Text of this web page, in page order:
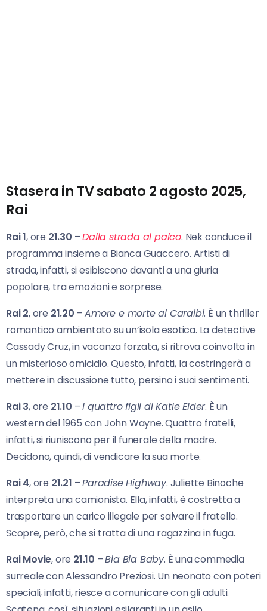
Stasera in TV sabato 2 agosto 2025,
Rai
Rai 1, ore 21.30 –Dalla strada al palco. Nek conduce il
programma insieme a Bianca Guaccero. Artisti di
strada, infatti, si esibiscono davanti a una giuria
popolare, tra emozioni e sorprese.
Rai 2, ore 21.20 –Amore e morte ai Caraibi. È un thriller
romantico ambientato su un’isola esotica. La detective
Cassady Cruz, in vacanza forzata, si ritrova coinvolta in
un misterioso omicidio. Questo, infatti, la costringerà a
mettere in discussione tutto, persino i suoi sentimenti.
Rai 3, ore 21.10 –I quattro figli di Katie Elder. È un
western del 1965 con John Wayne. Quattro fratelli,
infatti, si riuniscono per il funerale della madre.
Decidono, quindi, di vendicare la sua morte.
Rai 4, ore 21.21 –Paradise Highway. Juliette Binoche
interpreta una camionista. Ella, infatti, è costretta a
trasportare un carico illegale per salvare il fratello.
Scopre, però, che si tratta di una ragazzina in fuga.
Rai Movie, ore 21.10 –Bla Bla Baby. È una commedia
surreale con Alessandro Preziosi. Un neonato con poteri
speciali, infatti, riesce a comunicare con gli adulti.